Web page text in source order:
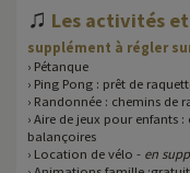
♫ Les activités
supplément à régler
› Pétanque
› Ping Pong : prêt de
› Randonnée : chemins de
› Aire de jeux pour enfants
balançoires
› Location de vélo - en